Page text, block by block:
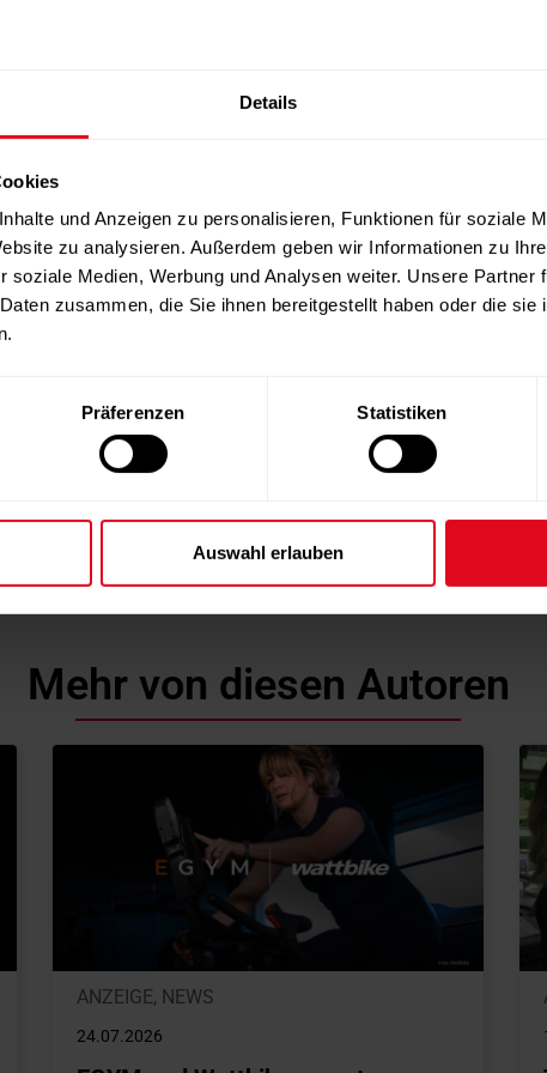
Details
und Anzeigen zu personalisieren, Funktionen für soziale
zu analysieren. Außerdem geben wir Informationen zu
soziale Medien, Werbung und Analysen weiter. Unsere Partner
zusammen, die Sie ihnen bereitgestellt haben oder die sie
Präferenzen Statistiken
Auswahl erlauben
verbindet
Gruppentraining zu einem weltweiten
und Donna, seine Schwiegertochter Jackie sowie
weit über seine Familie hinaus weiterleben – in
Menschen, die durch Bewegung Gesundheit,
Mehr von diesen Autoren
ANZEIGE, NEWS
24.07.2026